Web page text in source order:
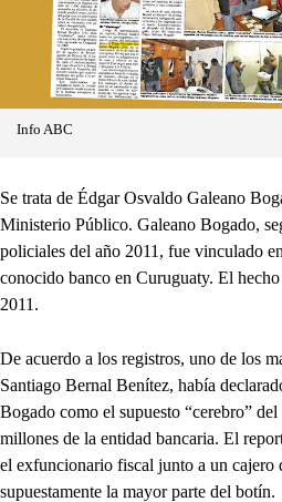
Info ABC
Se trata de Édgar Osvaldo Galeano
Ministerio Público. Galeano Bogado,
policiales del año 2011, fue vinculado
conocido banco en Curuguaty. El
2011.
De acuerdo a los registros, uno de los
Santiago Bernal Benítez, había
Bogado como el supuesto “cerebro”
millones de la entidad bancaria. El
el exfuncionario fiscal junto a un cajero
supuestamente la mayor parte del botín.